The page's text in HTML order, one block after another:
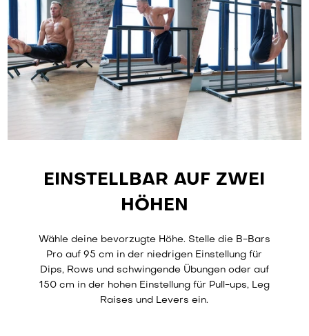
EINSTELLBAR AUF ZWEI
HÖHEN
Wähle deine bevorzugte Höhe. Stelle die B-Bars
Pro auf 95 cm in der niedrigen Einstellung für
Dips, Rows und schwingende Übungen oder auf
150 cm in der hohen Einstellung für Pull-ups, Leg
Raises und Levers ein.